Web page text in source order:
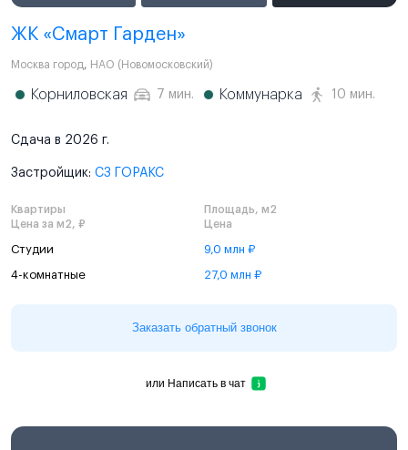
ЖК «Смарт Гарден»
Москва город, НАО (Новомосковский)
Корниловская 7 мин. Коммунарка 10 мин.
Сдача в 2026 г.
Застройщик: СЗ ГОРАКС
Квартиры
Площадь, м2
Цена за м2, ₽
Цена
Студии 9,0 млн ₽
4-комнатные 27,0 млн ₽
Заказать обратный звонок
или Написать в чат